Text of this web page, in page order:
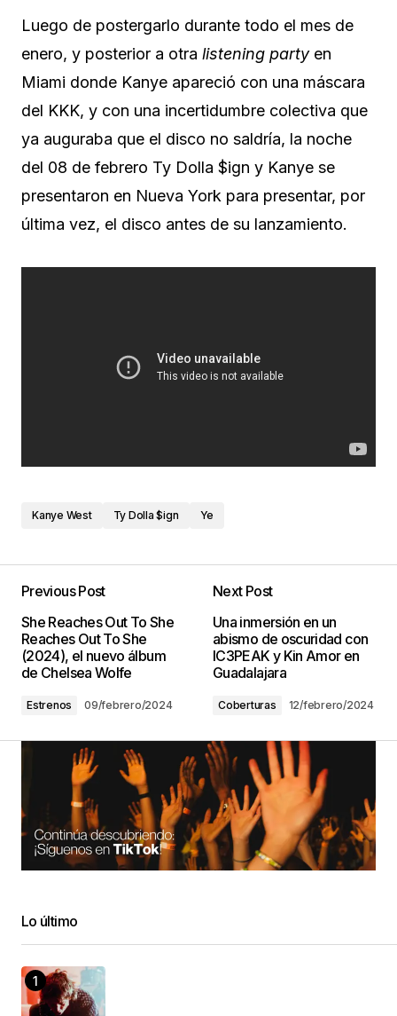
Luego de postergarlo durante todo el mes de
enero, y posterior a otra listening partyen
Miami donde Kanye apareció con una máscara
del KKK, y con una incertidumbre colectiva que
ya auguraba que el disco no saldría, la noche
del 08 de febrero Ty Dolla $ign y Kanye se
presentaron en Nueva York para presentar, por
última vez, el disco antes de su lanzamiento.
Kanye West Ty Dolla $ign Ye
Previous Post
She Reaches Out To She
Reaches Out To She
(2024), el nuevo álbum
de Chelsea Wolfe
Estrenos 09/febrero/2024
Next Post
Una inmersión en un
abismo de oscuridad con
IC3PEAK y Kin Amor en
Guadalajara
Coberturas 12/febrero/2024
Lo último